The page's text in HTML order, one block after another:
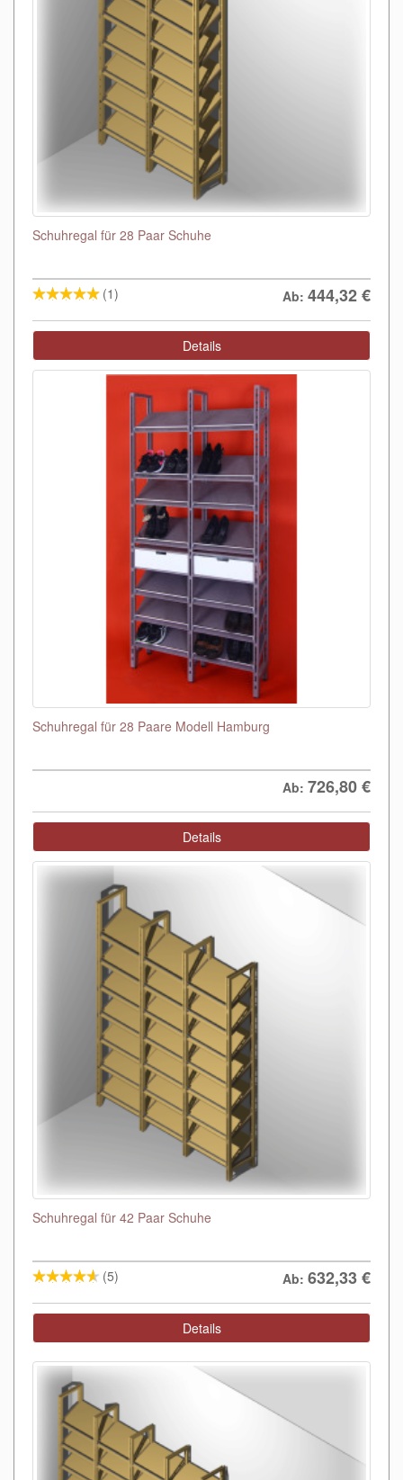
Schuhregal für 28 Paar Schuhe
(1) Ab: 444,32€
Details
Schuhregal für 28 Paare Modell Hamburg
Ab: 726,80€
Details
Schuhregal für 42 Paar Schuhe
(5) Ab: 632,33€
Details